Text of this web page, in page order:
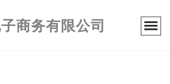
商务有限公司